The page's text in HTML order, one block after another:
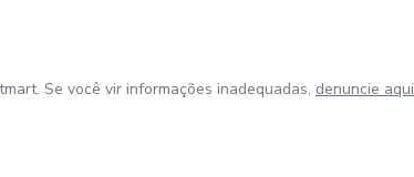
Se você vir informações inadequadas, denuncie aqui